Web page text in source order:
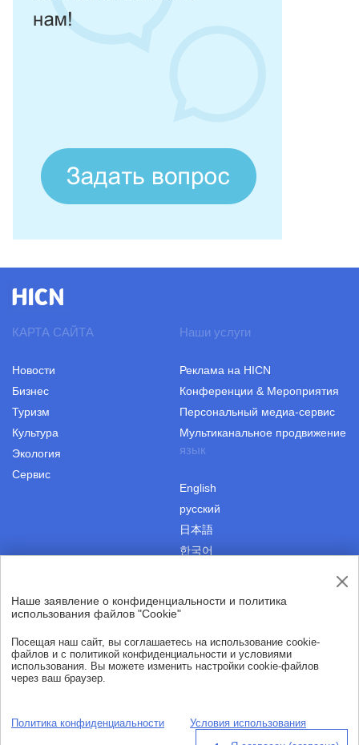
Наше заявление о конфиденциальности и политика
использования файлов "Cookie"
Посещая наш сайт, вы соглашаетесь на использование cookie-
файлов и с политикой конфиденциальности и условиями
использования. Вы можете изменить настройки cookie-файлов
через ваш браузер.
Политика конфиденциальности
Условия использования
КАРТА САЙТА
Новости
Бизнес
Туризм
Культура
Экология
Сервис
Наши услуги
Реклама на HICN
Конференции & Мероприятия
Персональный медиа-сервис
Мультиканальное продвижение
язык
English
русский
日本語
한국어
Пользовательское соглашение|Авторские права
Политика конфиденциальности| О нас
© Хайнаньская международная коммуникационная сеть 2021
thisishainan@163.com